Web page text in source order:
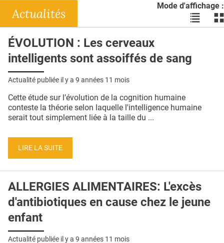
DOSSIERS
RÉSEAUX
E-REVUE SAD
QUI SOMMES-NOUS ?
CONDITIONS GÉNÉRALES
CRÉDITS
Mode d'affichage :
Voir
les
liste
les
Actualités
ÉVOLUTION : Les cerveaux
intelligents sont assoiffés de sang
Actualité publiée il y a 9 années 11 mois
Cette étude sur l’évolution de la cognition humaine
conteste la théorie selon laquelle l'intelligence humaine
serait tout simplement liée à la taille du ...
LIRE LA SUITE
ALLERGIES ALIMENTAIRES: L'excès
d'antibiotiques en cause chez le jeune
enfant
Actualité publiée il y a 9 années 11 mois